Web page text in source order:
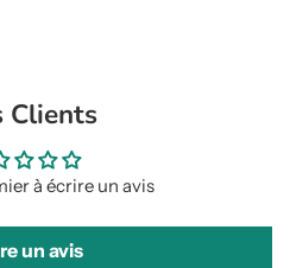
Clients
à écrire un avis
un avis